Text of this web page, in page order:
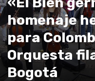
homenaje
para
Orquesta
Bogotá